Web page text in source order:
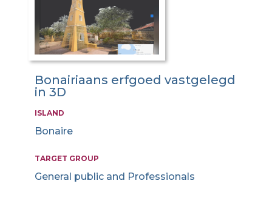
Bonairiaans erfgoed vastgelegd
in 3D
ISLAND
Bonaire
TARGET GROUP
General public and Professionals